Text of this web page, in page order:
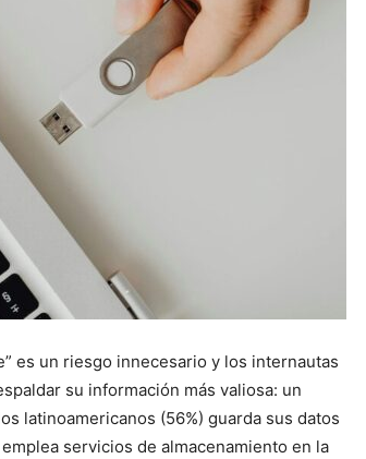
es un riesgo innecesario y los internautas
su información más valiosa: un
latinoamericanos (56%) guarda sus datos
servicios de almacenamiento en la